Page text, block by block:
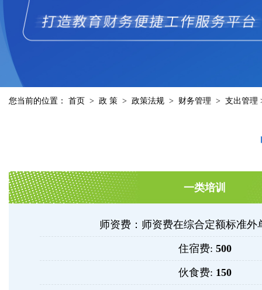
您当前的位置： 首页 > 政 策 > 政策法规 > 财务管理 > 支出管理
一类培训
师资费：师资费在综合定额标准外
住宿费: 500
伙食费: 150